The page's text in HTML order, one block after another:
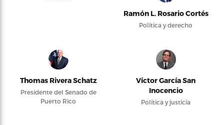
Ramón L. Rosario Cortés
Política y derecho
Thomas Rivera Schatz
Presidente del Senado de
Puerto Rico
Víctor García San
Inocencio
Política y justicia